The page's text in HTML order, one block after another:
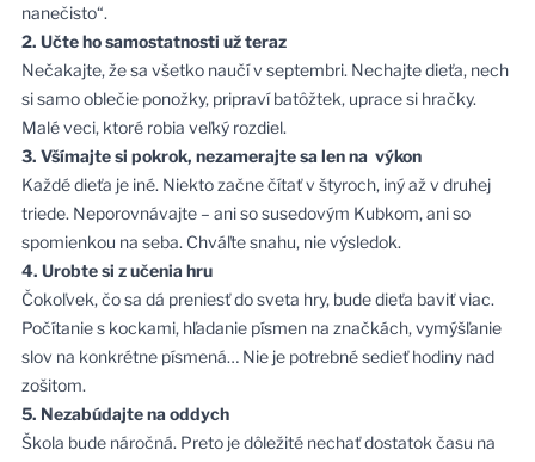
nanečisto“.
2. Učte ho samostatnosti už teraz
Nečakajte, že sa všetko naučí v septembri. Nechajte dieťa, nech
si samo oblečie ponožky, pripraví batôžtek, uprace si hračky.
Malé veci, ktoré robia veľký rozdiel.
3. Všímajte si pokrok, nezamerajte sa len na výkon
Každé dieťa je iné. Niekto začne čítať v štyroch, iný až v druhej
triede. Neporovnávajte – ani so susedovým Kubkom, ani so
spomienkou na seba. Chváľte snahu, nie výsledok.
4. Urobte si z učenia hru
Čokoľvek, čo sa dá preniesť do sveta hry, bude dieťa baviť viac.
Počítanie s kockami, hľadanie písmen na značkách, vymýšľanie
slov na konkrétne písmená… Nie je potrebné sedieť hodiny nad
zošitom.
5. Nezabúdajte na oddych
Škola bude náročná. Preto je dôležité nechať dostatok času na